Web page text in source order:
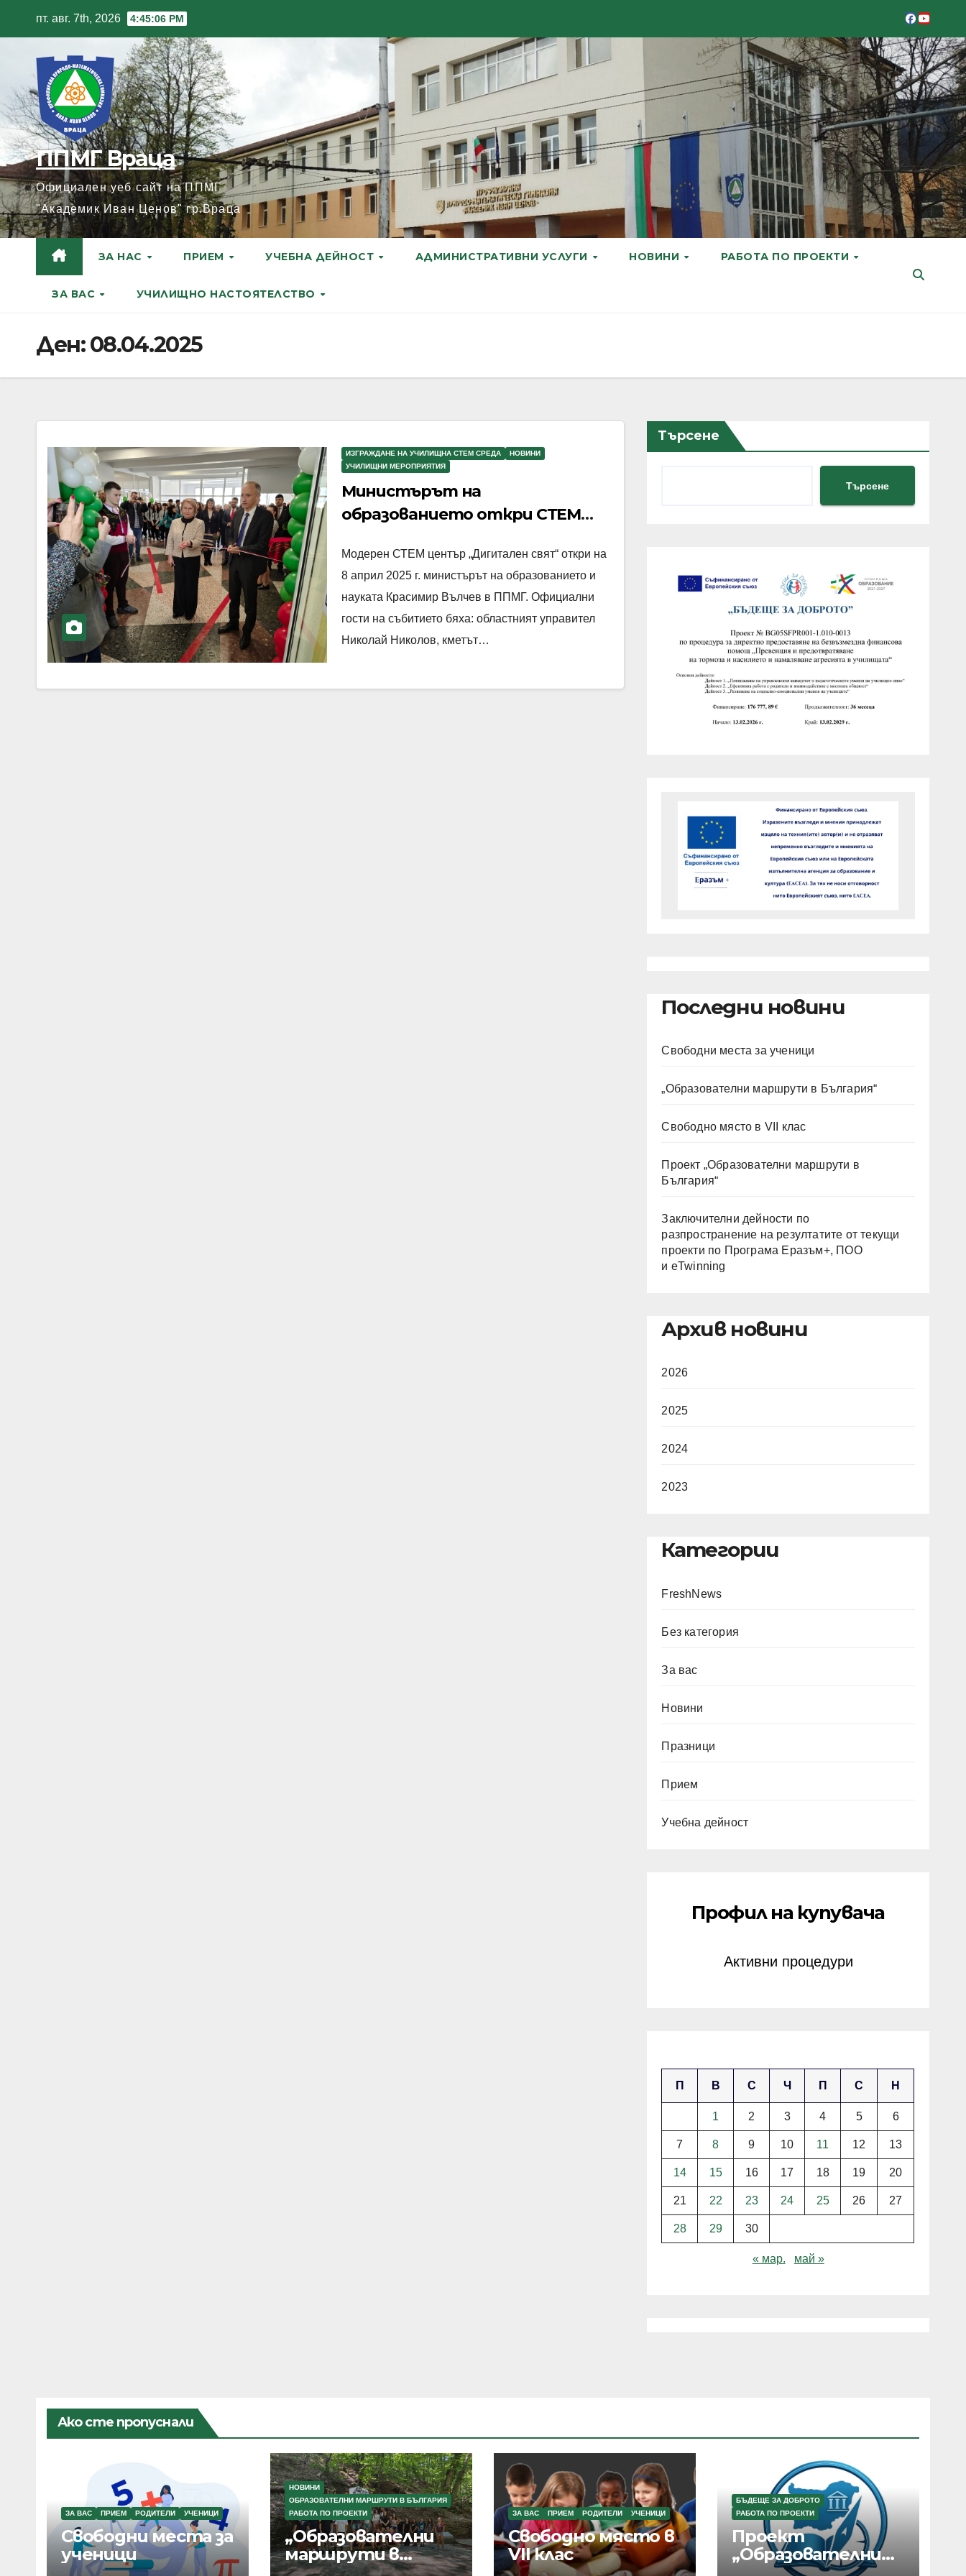
пт. авг. 7th, 2026 4:45:07 PM
ППМГ Враца
Официален уеб сайт на ППМГ
"Академик Иван Ценов" гр.Враца
ЗА НАС ПРИЕМ УЧЕБНА ДЕЙНОСТ АДМИНИСТРАТИВНИ УСЛУГИ НОВИНИ РАБОТА ПО ПРОЕКТИ
ЗА ВАС УЧИЛИЩНО НАСТОЯТЕЛСТВО
Ден:08.04.2025
ИЗГРАЖДАНЕ НА УЧИЛИЩНА СТЕМ СРЕДА
НОВИНИ
УЧИЛИЩНИ МЕРОПРИЯТИЯ
Министърът на
образованието откри СТЕМ
Модерен СТЕМ център „Дигитален свят“ откри на
8 април 2025 г. министърът на образованието и
науката Красимир Вълчев в ППМГ. Официални
гости на събитието бяха: областният управител
Николай Николов, кметът…
Търсене
Търсене
Последни новини
Свободни места за ученици
„Образователни маршрути в България“
Свободно място в VII клас
Проект „Образователни маршрути в
България“
Заключителни дейности по
разпространение на резултатите от текущи
проекти по Програма Еразъм+, ПОО
и eTwinning
Архив новини
2026
2025
2024
2023
Категории
FreshNews
Без категория
За вас
Новини
Празници
Прием
Учебна дейност
Профил на купувача
Активни процедури
П В С Ч П С Н
1 2 3 4 5 6
7 8 9 10 11 12 13
14 15 16 17 18 19 20
21 22 23 24 25 26 27
28 29 30
« мар. май »
Ако сте пропуснали
ЗА ВАС ПРИЕМ РОДИТЕЛИ УЧЕНИЦИ
Свободни места за
ученици
НОВИНИ
ОБРАЗОВАТЕЛНИ МАРШРУТИ В БЪЛГАРИЯ
РАБОТА ПО ПРОЕКТИ
„Образователни
маршрути в
ЗА ВАС ПРИЕМ РОДИТЕЛИ УЧЕНИЦИ
Свободно място в
VII клас
БЪДЕЩЕ ЗА ДОБРОТО
РАБОТА ПО ПРОЕКТИ
Проект
„Образователни